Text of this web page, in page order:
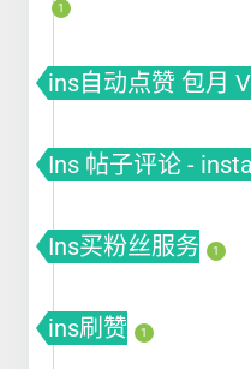
1
ins自动点赞 包月
Ins 帖子评论 -
Ins买粉丝服务 1
ins刷赞 1